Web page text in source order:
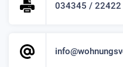
034345 / 22422